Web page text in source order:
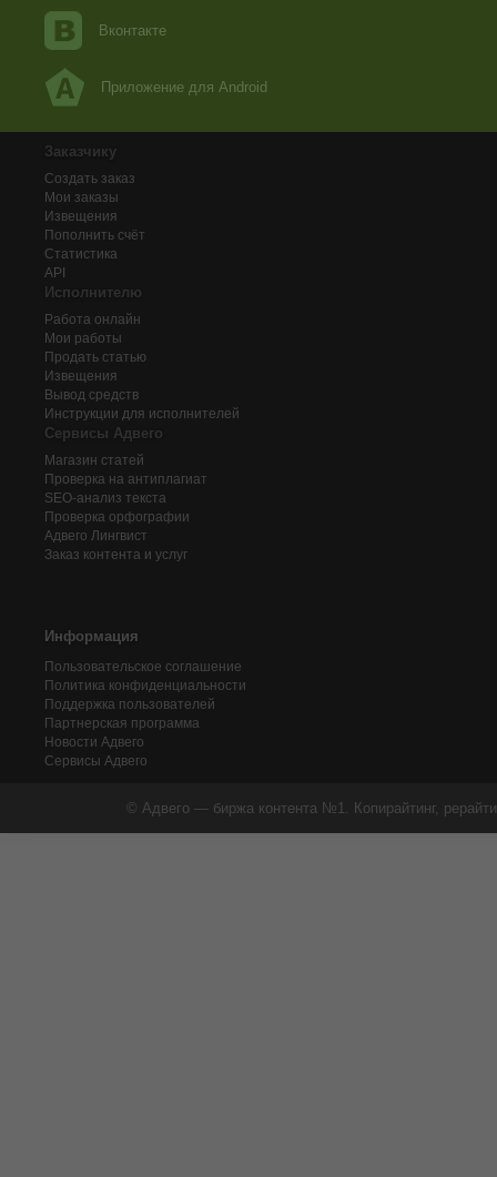
Вконтакте
Приложение для Android
Заказчику
Создать заказ
Мои заказы
Извещения
Пополнить счёт
Статистика
API
Исполнителю
Работа онлайн
Мои работы
Продать статью
Извещения
Вывод средств
Инструкции для исполнителей
Сервисы Адвего
Магазин статей
Проверка на антиплагиат
SEO-анализ текста
Проверка орфографии
Адвего Лингвист
Заказ контента и услуг
Информация
Пользовательское соглашение
Политика конфиденциальности
Поддержка пользователей
Партнерская программа
Новости Адвего
Сервисы Адвего
© Адвего — биржа контента №1. Копирайтинг,